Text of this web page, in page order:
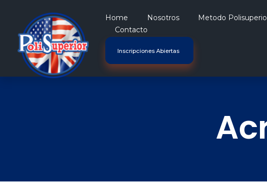
Home Nosotros Metodo
Contacto
Inscripciones Abiertas